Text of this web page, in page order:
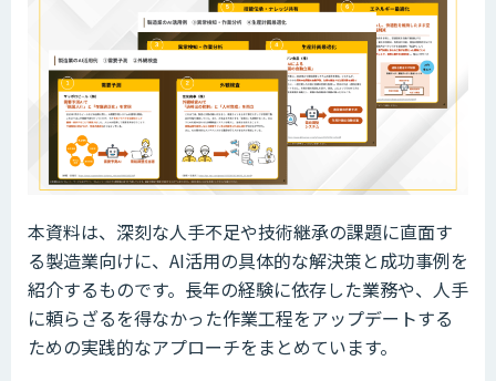
本資料は、深刻な人手不足や技術継承の課題に直面す
る製造業向けに、AI活用の具体的な解決策と成功事例を
紹介するものです。長年の経験に依存した業務や、人手
に頼らざるを得なかった作業工程をアップデートする
ための実践的なアプローチをまとめています。